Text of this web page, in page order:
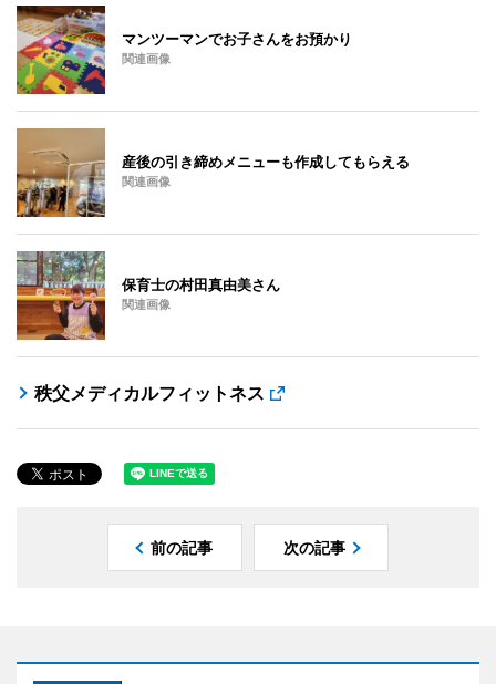
マンツーマンでお子さんをお預かり
関連画像
産後の引き締めメニューも作成してもらえる
関連画像
保育士の村田真由美さん
関連画像
秩父メディカルフィットネス
前の記事 次の記事